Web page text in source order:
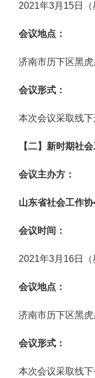
2021年3月15日
会议地点：
济南市历下区黑
会议形式：
本次会议采取线
【二】新时期社
会议主办方：
山东省社会工作
会议时间：
2021年3月16日
会议地点：
济南市历下区黑
会议形式：
本次会议采取线